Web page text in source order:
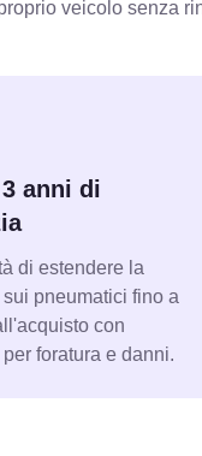
veicolo senza
anni di
di estendere la
pneumatici fino a
con
foratura e danni.